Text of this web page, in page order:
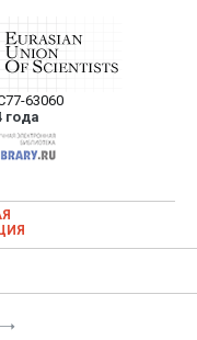
Ученых —
статей в
журнале
63060
года
научных статей в
журнале